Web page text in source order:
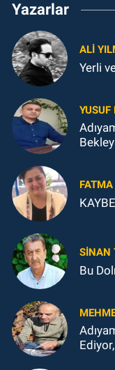
Yazarlar
ALI
Yerli
YUSUF
SINAN
Bu